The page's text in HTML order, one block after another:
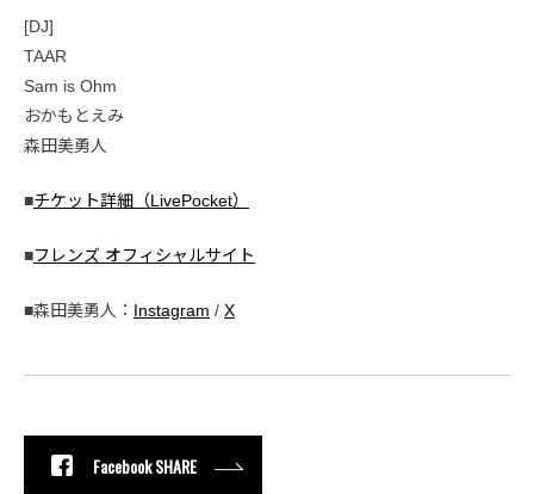
[DJ]
TAAR
Sam is Ohm
おかもとえみ
森田美勇人
■チケット詳細（LivePocket）
■フレンズ オフィシャルサイト
■森田美勇人： Instagram / X
Facebook SHARE